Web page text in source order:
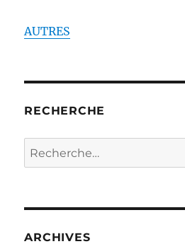
AUTRES
RECHERCHE
Recherche
pour :
ARCHIVES